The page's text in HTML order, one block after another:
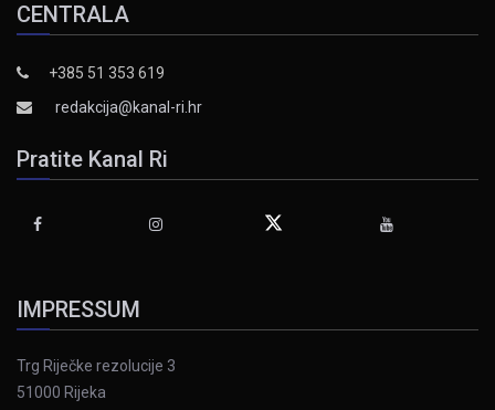
CENTRALA
+385 51 353 619
redakcija@kanal-ri.hr
Pratite Kanal Ri
IMPRESSUM
Trg Riječke rezolucije 3
51000 Rijeka